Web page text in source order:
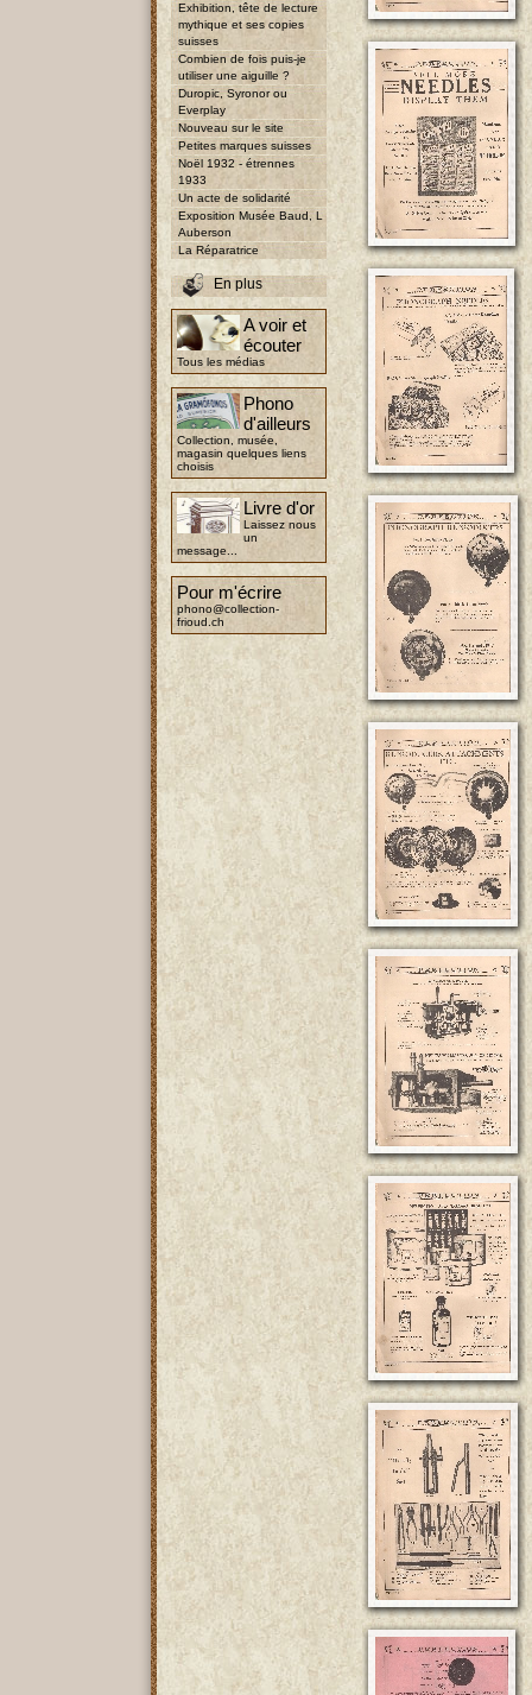
Exhibition, tête de lecture
mythique et ses copies
suisses
Combien de fois puis-je
utiliser une aiguille ?
Duropic, Syronor ou
Everplay
Nouveau sur le site
Petites marques suisses
Noël 1932 - étrennes
1933
Un acte de solidarité
Exposition Musée Baud, L
Auberson
La Réparatrice
En plus
A voir et
écouter
Tous les médias
Phono
d'ailleurs
Collection, musée,
magasin quelques liens
choisis
Livre d'or
Laissez nous
un
message...
Pour m'écrire
phono@collection-
frioud.ch